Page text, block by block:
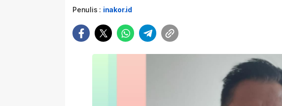
Penulis : inakor.id